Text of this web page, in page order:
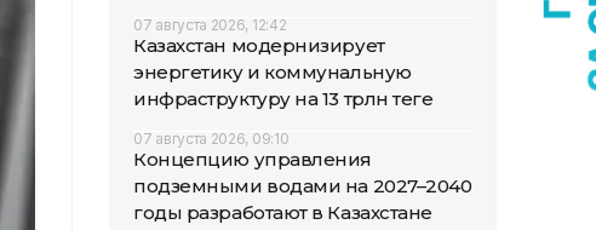
07 августа 2026, 12:42
Казахстан модернизирует
энергетику и коммунальную
инфраструктуру на 13 трлн теңге
07 августа 2026, 09:10
Концепцию управления
подземными водами на 2027–2040
годы разработают в Казахстане